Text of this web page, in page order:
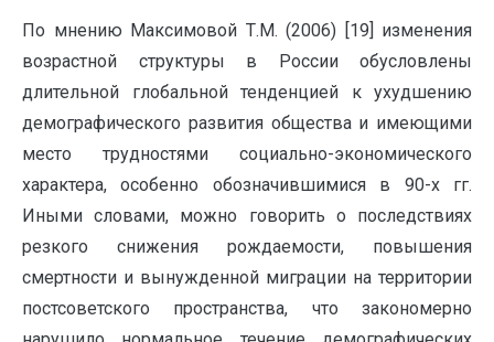
По мнению Максимовой Т.М. (2006) [19] изменения
возрастной структуры в России обусловлены
длительной глобальной тенденцией к ухудшению
демографического развития общества и имеющими
место трудностями социально-экономического
характера, особенно обозначившимися в 90-х гг.
Иными словами, можно говорить о последствиях
резкого снижения рождаемости, повышения
смертности и вынужденной миграции на территории
постсоветского пространства, что закономерно